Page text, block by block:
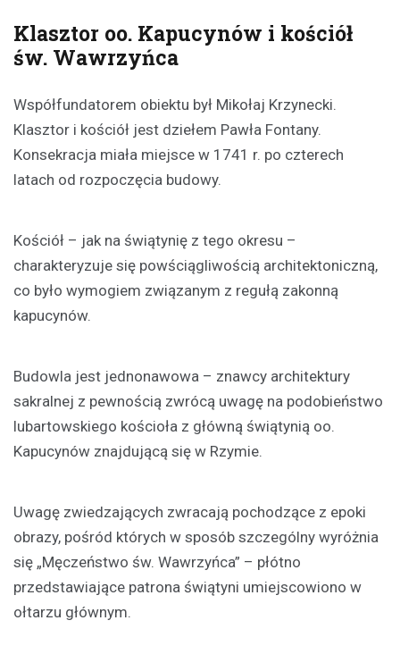
Klasztor oo. Kapucynów i kościół
św. Wawrzyńca
Współfundatorem obiektu był Mikołaj Krzynecki.
Klasztor i kościół jest dziełem Pawła Fontany.
Konsekracja miała miejsce w 1741 r. po czterech
latach od rozpoczęcia budowy.
Kościół – jak na świątynię z tego okresu –
charakteryzuje się powściągliwością architektoniczną,
co było wymogiem związanym z regułą zakonną
kapucynów.
Budowla jest jednonawowa – znawcy architektury
sakralnej z pewnością zwrócą uwagę na podobieństwo
lubartowskiego kościoła z główną świątynią oo.
Kapucynów znajdującą się w Rzymie.
Uwagę zwiedzających zwracają pochodzące z epoki
obrazy, pośród których w sposób szczególny wyróżnia
się „Męczeństwo św. Wawrzyńca” – płótno
przedstawiające patrona świątyni umiejscowiono w
ołtarzu głównym.